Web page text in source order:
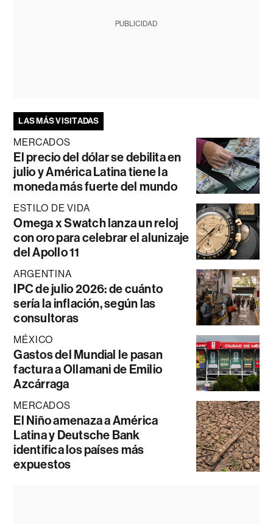
PUBLICIDAD
LAS MÁS VISITADAS
MERCADOS
El precio del dólar se debilita en
julio y América Latina tiene la
moneda más fuerte del mundo
ESTILO DE VIDA
Omega x Swatch lanza un reloj
con oro para celebrar el alunizaje
del Apollo 11
ARGENTINA
IPC de julio 2026: de cuánto
sería la inflación, según las
consultoras
MÉXICO
Gastos del Mundial le pasan
factura a Ollamani de Emilio
Azcárraga
MERCADOS
El Niño amenaza a América
Latina y Deutsche Bank
identifica los países más
expuestos